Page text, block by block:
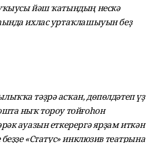
йәш ҡатындың нескә
ихлас уртаҡлашыуын беҙ
тәҙрә асҡан, дөпөлдәтеп үҙ
ныҡ тороу тойғоһон
ауазын еткерергә ярҙам иткән
«Статус» инклюзив театрына